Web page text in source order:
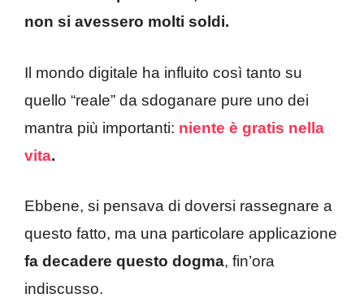
non si avessero molti soldi.
Il mondo digitale ha influito così tanto su
quello “reale” da sdoganare pure uno dei
mantra più importanti: niente è gratis nella
vita.
Ebbene, si pensava di doversi rassegnare a
questo fatto, ma una particolare applicazione
fa decadere questo dogma, fin’ora
indiscusso.